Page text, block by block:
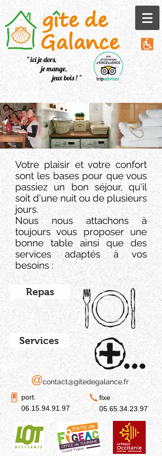
" ici je dors,
je mange,
jeux bois ! "
Votre plaisir et votre confort
sont les bases pour que vous
passiez un bon séjour, qu'il
soit d'une nuit ou de plusieurs
jours.
Nous nous attachons à
toujours vous proposer une
bonne table ainsi que des
services adaptés à vos
besoins :
Repas
Services
@contact@gitedegalance.fr
port.
06.15.94.91.97
fixe
05.65.34.23.97